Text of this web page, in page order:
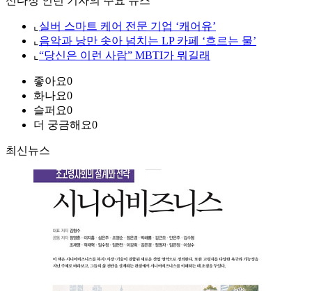
⌞ 실버 스마트 케어 전문 기업 ‘캐어유’
⌞ 음악과 낭만 솟아 넘치는 LP 카페 ‘흐르는 물’
⌞ “당신은 이런 사람” MBTI가 뭐길래
좋아요0
화나요0
슬퍼요0
더 궁금해요0
최신뉴스